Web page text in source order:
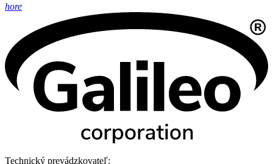
hore
Technický prevádzkovateľ: